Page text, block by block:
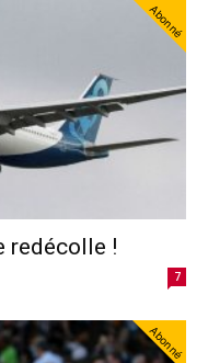
Abonné
redécolle !
7
Abonné